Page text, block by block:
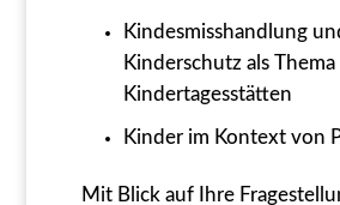
Kindesmisshandlung
Kinderschutz als Thema
Kindertagesstätten
Kinder im Kontext von
Mit Blick auf Ihre